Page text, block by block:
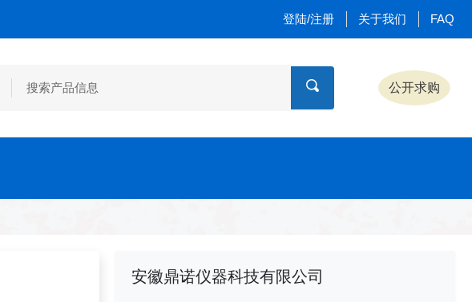
登陆/注册 关于我们 FAQ
公开求购
安徽鼎诺仪器科技有限公司